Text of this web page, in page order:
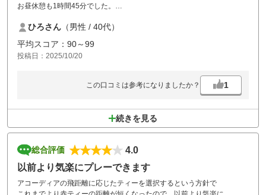
お昼休憩も1時間45分でした。
いました。
コースは基本的に短いのでマネジメントさえしっかりすれば回りやすい
です。
ひろさん （男性 / 40代）
平均スコア：90～99
投稿日：2025/10/20
この口コミは参考になりましたか？ 1
続きを見る
総合評価
4.0
以前より気楽にプレーできます
アコーディアの飛距離に応じたティーを選択するという方針で